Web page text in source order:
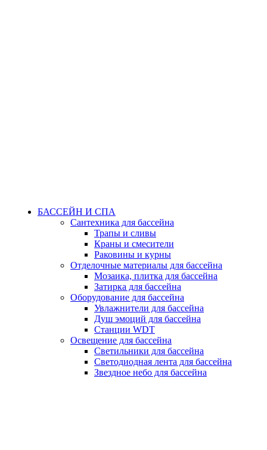
БАССЕЙН И СПА
Сантехника для бассейна
Трапы и сливы
Краны и смесители
Раковины и курны
Отделочные материалы для бассейна
Мозаика, плитка для бассейна
Затирка для бассейна
Оборудование для бассейна
Увлажнители для бассейна
Душ эмоций для бассейна
Станции WDT
Освещение для бассейна
Светильники для бассейна
Светодиодная лента для бассейна
Звездное небо для бассейна